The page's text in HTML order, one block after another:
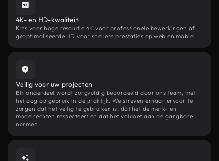
4K- en HD-kwaliteit
Kies voor hoge resolutie 4K voor professionele bewerkingen of
geoptimaliseerde HD voor snellere prestaties op web en mobiel.
Veilig voor uw projecten
Elk onderdeel wordt zorgvuldig beoordeeld door ons team, met
het oog op gebruik in de praktijk. We streven ernaar ervoor te
zorgen dat het veilig te gebruiken is, dat het de merk- en
modelrechten respecteert en dat het voldoet aan de gangbare
normen.